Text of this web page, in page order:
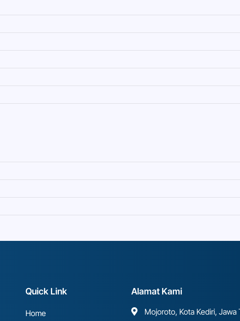
Quick Link
Home
Alamat Kami
Mojoroto, Kota Kediri, Jawa